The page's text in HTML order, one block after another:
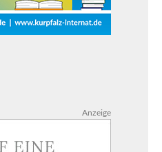
Anzeige